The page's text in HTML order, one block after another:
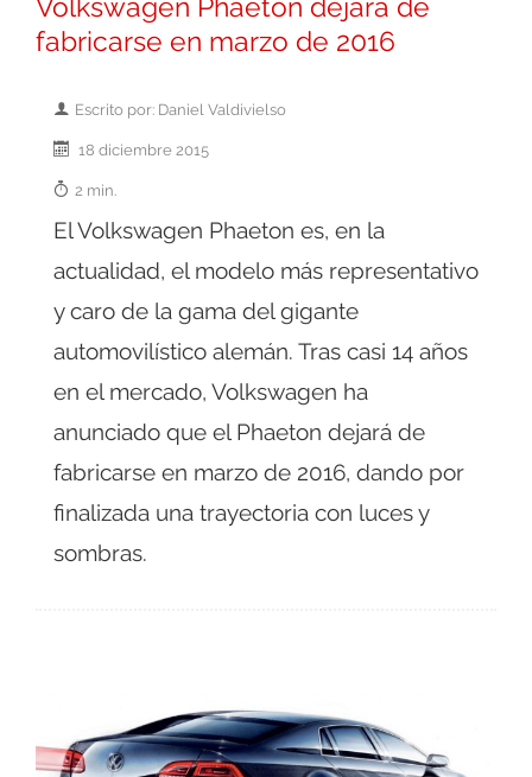
Volkswagen Phaeton dejará de
fabricarse en marzo de 2016
Escrito por: Daniel Valdivielso
18 diciembre 2015
2 min.
El Volkswagen Phaeton es, en la
actualidad, el modelo más representativo
y caro de la gama del gigante
automovilístico alemán. Tras casi 14 años
en el mercado, Volkswagen ha
anunciado que el Phaeton dejará de
fabricarse en marzo de 2016, dando por
finalizada una trayectoria con luces y
sombras.